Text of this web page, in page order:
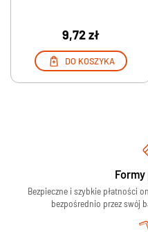
9,72 zł
DO KOSZYKA
Bezpieczne i szybkie płatności
bezpośrednio przez swój